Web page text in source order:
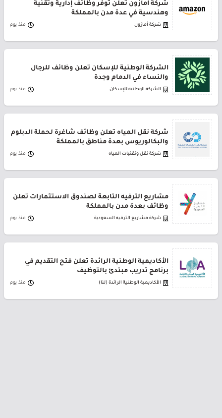
شركة أمازون تعلن توفر وظائف إدارية وتقنية
وهندسية في عدة مدن بالمملكة
شركة أمازون منذ يوم
الشركة الوطنية للإسكان تعلن وظائف للرجال
والنساء في الدمام وجدة
الشركة الوطنية للإسكان منذ يوم
شركة نقل المياه تعلن وظائف شاغرة لحملة الدبلوم
والبكالوريوس بعدة مناطق بالمملكة
شركة نقل وتقنيات المياه منذ يوم
مشاريع الترفيه التابعة لصندوق الاستثمارات تعلن
وظائف بعدة مدن بالمملكة
شركة مشاريع الترفيه السعودية منذ يوم
الأكاديمية الوطنية الرائدة تعلن فتح التقديم في
برنامج تدريب مبتدئ بالتوظيف
الأكاديمية الوطنية الرائدة (لنا) منذ يوم